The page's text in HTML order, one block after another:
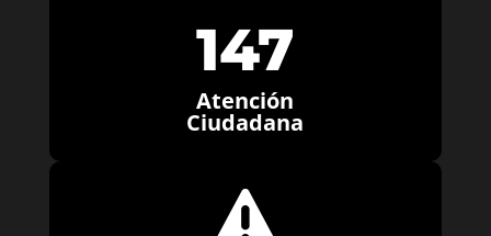
147
Atención
Ciudadana
